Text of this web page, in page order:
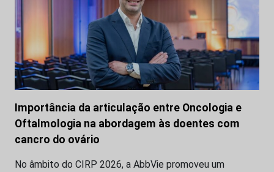
Importância da articulação entre Oncologia e
Oftalmologia na abordagem às doentes com
cancro do ovário
No âmbito do CIRP 2026, a AbbVie promoveu um